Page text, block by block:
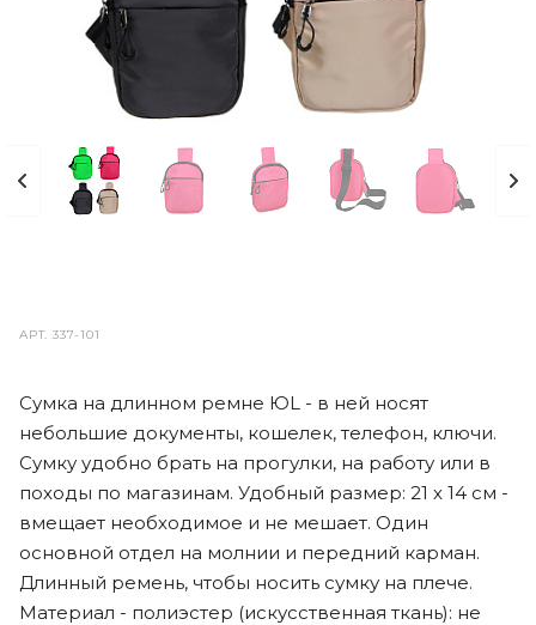
АРТ.337-101
Сумка на длинном ремне ЮL - в ней носят
небольшие документы, кошелек, телефон, ключи.
Сумку удобно брать на прогулки, на работу или в
походы по магазинам. Удобный размер: 21 х 14 см -
вмещает необходимое и не мешает. Один
основной отдел на молнии и передний карман.
Длинный ремень, чтобы носить сумку на плече.
Материал - полиэстер (искусственная ткань): не